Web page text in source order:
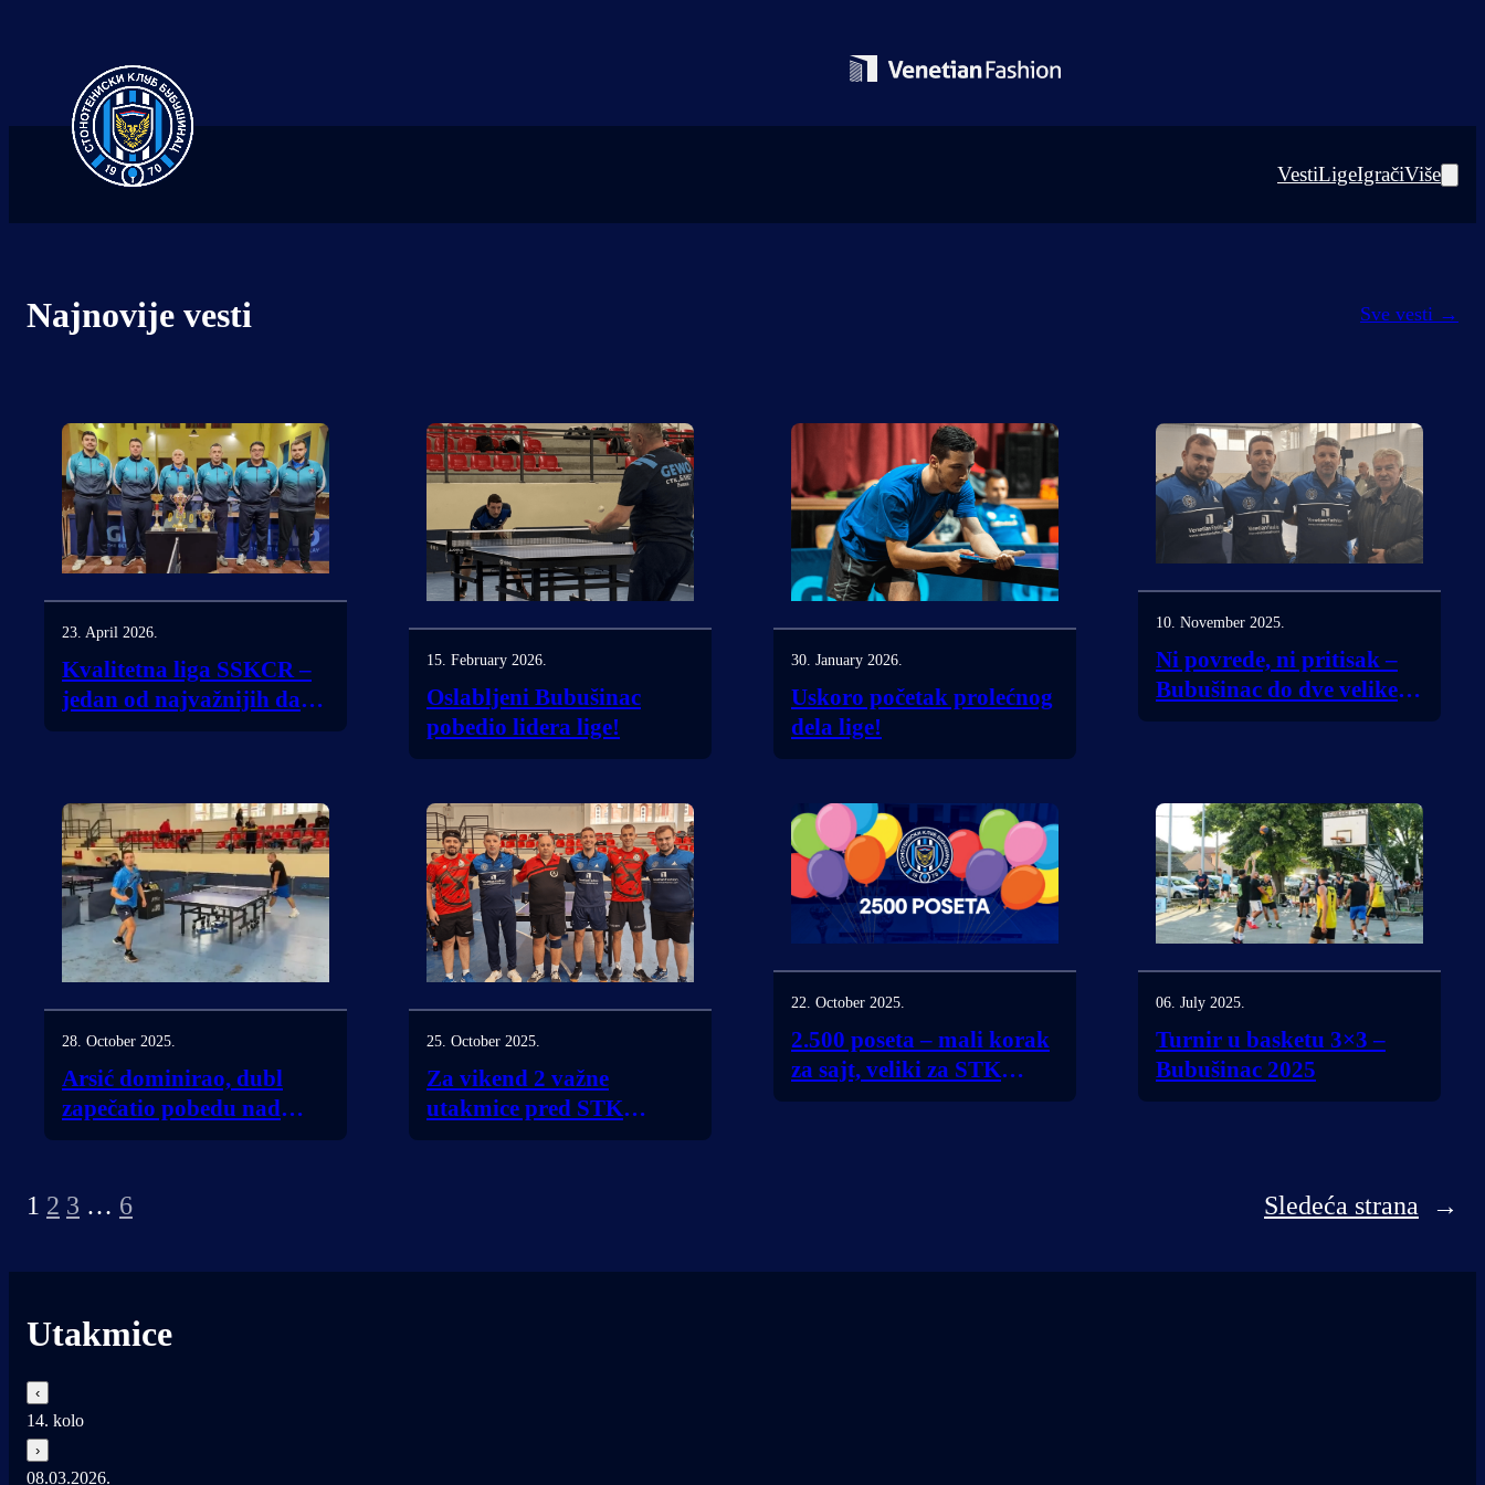
VestiLigeIgračiViše
Najnovije vesti Sve vesti →
23. April 2026.
Kvalitetna liga SSKCR –
jedan od najvažnijih dana
sezone za STK Bubušinac
15. February 2026.
Oslabljeni Bubušinac
pobedio lidera lige!
30. January 2026.
Uskoro početak prolećnog
dela lige!
10. November 2025.
Ni povrede, ni pritisak –
Bubušinac do dve velike
pobede!
28. October 2025.
Arsić dominirao, dubl
zapečatio pobedu nad
Borcem iz Kumana!
25. October 2025.
Za vikend 2 važne
utakmice pred STK
Bubušinac
22. October 2025.
2.500 poseta – mali korak
za sajt, veliki za STK
Bubušinac!
06. July 2025.
Turnir u basketu 3×3 –
Bubušinac 2025
1 2 3 … 6 Sledeća strana →
Utakmice
‹
14. kolo
›
08.03.2026.